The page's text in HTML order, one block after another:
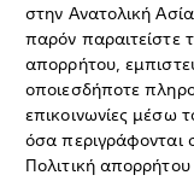
στην Ανατολική
παρόν παραιτείστε
απορρήτου,
οποιεσδήποτε
επικοινωνίες μέσω
όσα περιγράφονται
Πολιτική